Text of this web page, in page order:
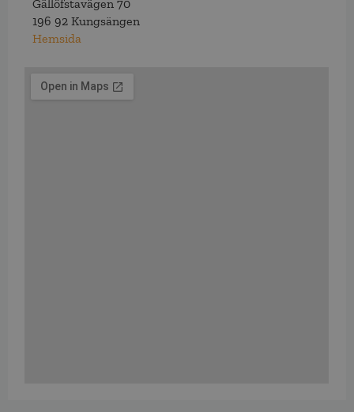
Gällöfstavägen 70
196 92 Kungsängen
Hemsida